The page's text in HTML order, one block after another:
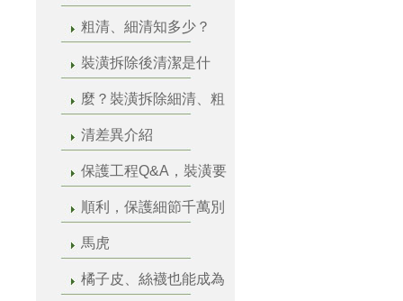
粗清、細清知多少？
裝潢拆除後清潔是什
麼？裝潢拆除細清、粗
清差異介紹
保護工程Q&A，裝潢要
順利，保護細節千萬別
馬虎
橘子皮、絲襪也能成為